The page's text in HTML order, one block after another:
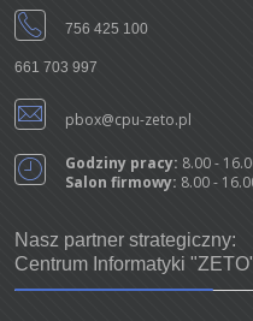
756 425 100
661 703 997
pbox@cpu-zeto.pl
Godziny pracy: 8.00 -
Salon firmowy: 8.00 -
Nasz partner strategiczny:
Centrum Informatyki